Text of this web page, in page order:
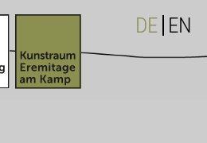
DE EN